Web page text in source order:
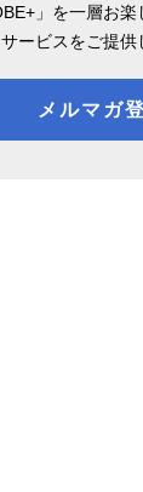
」を一層お
サービスをご提供
メルマガ